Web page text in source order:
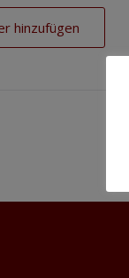
hinzufügen